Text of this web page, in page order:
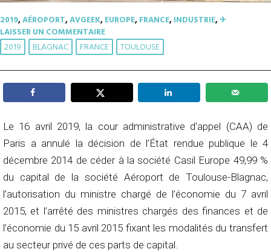
2019,AÉROPORT,AVGEEK,EUROPE,FRANCE,INDUSTRIE,✈︎
LAISSER UN COMMENTAIRE
2019 BLAGNAC FRANCE TOULOUSE
Le 16 avril 2019, la cour administrative d’appel (CAA) de
Paris a annulé la décision de l’État rendue publique le 4
décembre 2014 de céder à la société Casil Europe 49,99 %
du capital de la société Aéroport de Toulouse-Blagnac,
l’autorisation du ministre chargé de l’économie du 7 avril
2015, et l’arrêté des ministres chargés des finances et de
l’économie du 15 avril 2015 fixant les modalités du transfert
au secteur privé de ces parts de capital.